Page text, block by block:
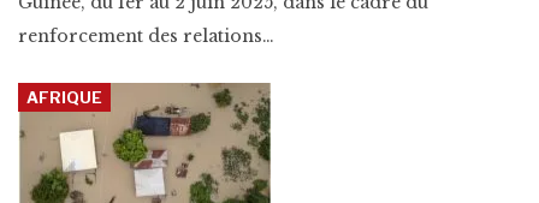
renforcement des relations…
AFRIQUE